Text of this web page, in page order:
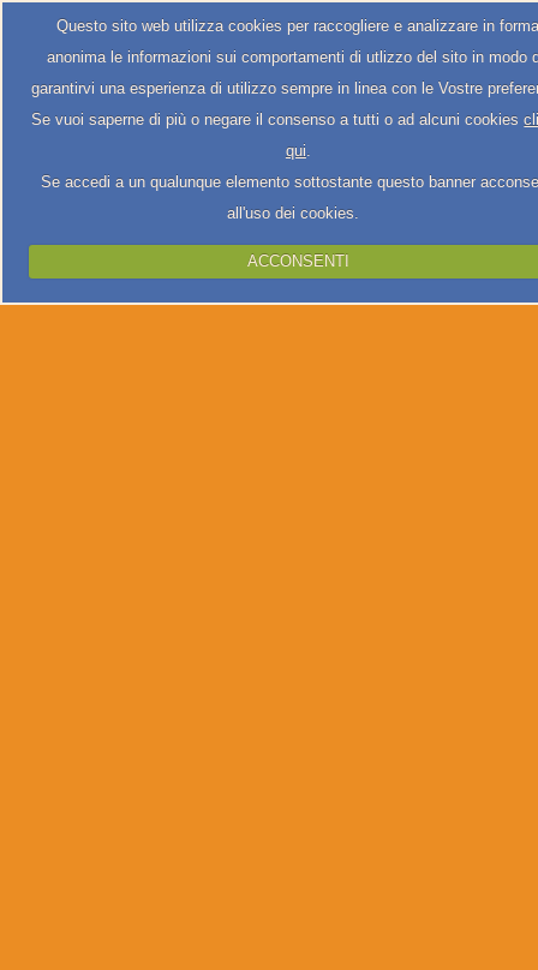
Questo sito web utilizza cookies per raccogliere e analizzare in
anonima le informazioni sui comportamenti di utlizzo del sito in modo
garantirvi una esperienza di utilizzo sempre in linea con le Vostre
Se vuoi saperne di più o negare il consenso a tutti o ad alcuni cookies
qui.
Se accedi a un qualunque elemento sottostante questo banner
all'uso dei cookies.
ACCONSENTI